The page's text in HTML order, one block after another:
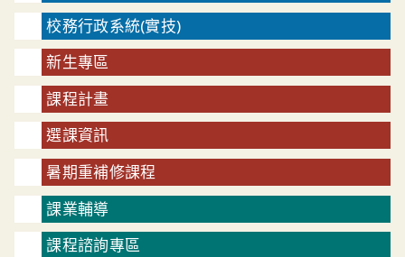
校務行政系統(實技)
新生專區
課程計畫
選課資訊
暑期重補修課程
課業輔導
課程諮詢專區